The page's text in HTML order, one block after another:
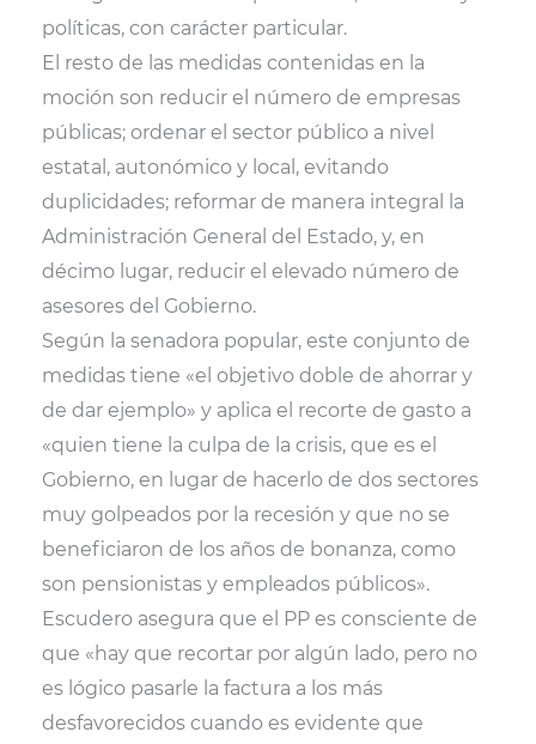
políticas, con carácter particular.
El resto de las medidas contenidas en la
moción son reducir el número de empresas
públicas; ordenar el sector público a nivel
estatal, autonómico y local, evitando
duplicidades; reformar de manera integral la
Administración General del Estado, y, en
décimo lugar, reducir el elevado número de
asesores del Gobierno.
Según la senadora popular, este conjunto de
medidas tiene «el objetivo doble de ahorrar y
de dar ejemplo» y aplica el recorte de gasto a
«quien tiene la culpa de la crisis, que es el
Gobierno, en lugar de hacerlo de dos sectores
muy golpeados por la recesión y que no se
beneficiaron de los años de bonanza, como
son pensionistas y empleados públicos».
Escudero asegura que el PP es consciente de
que «hay que recortar por algún lado, pero no
es lógico pasarle la factura a los más
desfavorecidos cuando es evidente que